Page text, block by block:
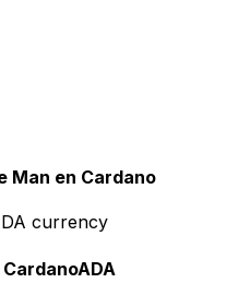
Man en Cardano
currency
CardanoADA